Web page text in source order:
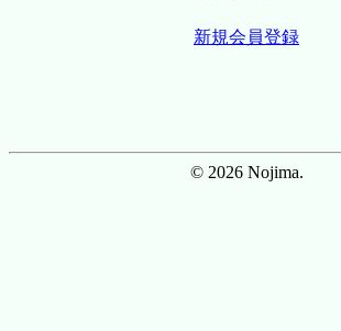
新規会員登録
© 2026 Nojima.